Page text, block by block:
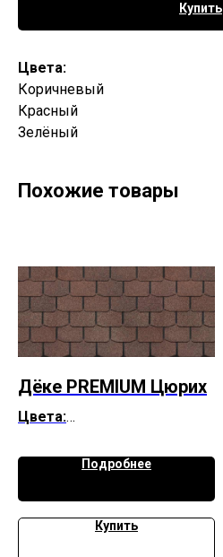
Купить
Цвета:
Коричневый
Красный
Зелёный
Похожие товары
Дёке PREMIUM Цюрих
Цвета:
Вагаси
Кофе
Мускат
Подробнее
Купить